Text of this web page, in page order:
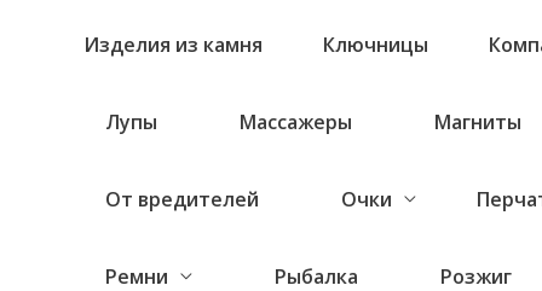
Изделия из камня Ключницы
Лупы Массажеры Магниты
От вредителей Очки
Ремни Рыбалка Розжиг